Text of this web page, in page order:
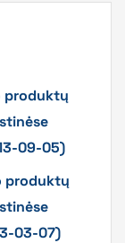
produktų
09-05)
produktų
03-07)